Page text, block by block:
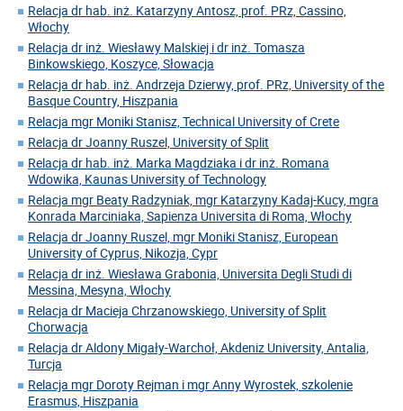
Relacja dr hab. inż. Katarzyny Antosz, prof. PRz, Cassino,
Włochy
Relacja dr inż. Wiesławy Malskiej i dr inż. Tomasza
Binkowskiego, Koszyce, Słowacja
Relacja dr hab. inż. Andrzeja Dzierwy, prof. PRz, University of the
Basque Country, Hiszpania
Relacja mgr Moniki Stanisz, Technical University of Crete
Relacja dr Joanny Ruszel, University of Split
Relacja dr hab. inż. Marka Magdziaka i dr inż. Romana
Wdowika, Kaunas University of Technology
Relacja mgr Beaty Radzyniak, mgr Katarzyny Kadaj-Kucy, mgra
Konrada Marciniaka, Sapienza Universita di Roma, Włochy
Relacja dr Joanny Ruszel, mgr Moniki Stanisz, European
University of Cyprus, Nikozja, Cypr
Relacja dr inż. Wiesława Grabonia, Universita Degli Studi di
Messina, Mesyna, Włochy
Relacja dr Macieja Chrzanowskiego, University of Split
Chorwacja
Relacja dr Aldony Migały-Warchoł, Akdeniz University, Antalia,
Turcja
Relacja mgr Doroty Rejman i mgr Anny Wyrostek, szkolenie
Erasmus, Hiszpania